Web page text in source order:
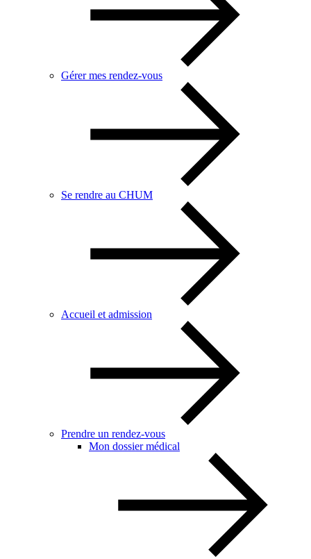
Gérer mes rendez-vous
Se rendre au CHUM
Accueil et admission
Prendre un rendez-vous
Mon dossier médical